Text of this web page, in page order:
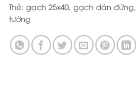
Thẻ: gạch 25x40, gạch dán đứng,
tường